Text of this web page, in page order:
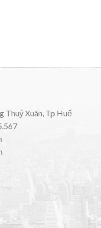
Thuỷ Xuân, Tp Huế